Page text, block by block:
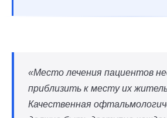
«Место лечения пациентов
приблизить к месту их
Качественная